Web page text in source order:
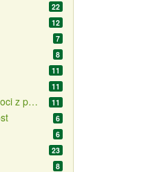
22
12
7
8
11
11
Pracovní úrazy a nemoci z povolání 11
6
6
23
8